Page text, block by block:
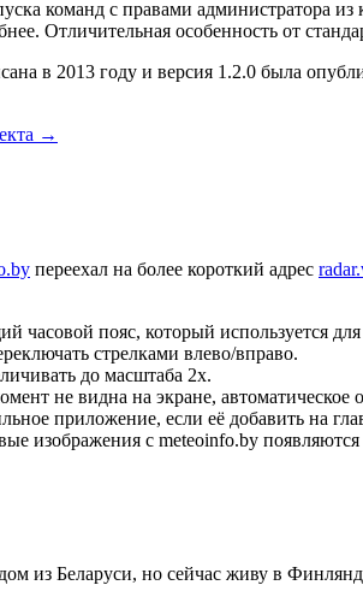
команд с правами администратора
Отличительная особенность от
в 2013 году и версия 1.2.0 была
→
переехал на более короткий адрес
часовой пояс, который используется
стрелками влево/вправо.
до масштаба 2x.
не видна на экране, автоматическое
приложение, если её добавить на
изображения с meteoinfo.by
из Беларуси, но сейчас живу в